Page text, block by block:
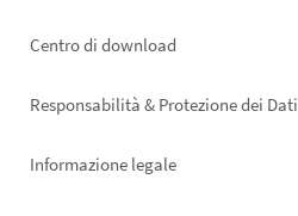
Footer
Centro di download
Responsabilità & Protezione dei Dati
Informazione legale